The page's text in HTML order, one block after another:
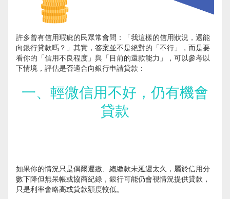
許多曾有信用瑕疵的民眾常會問：「我這樣的信用狀況，還能
向銀行貸款嗎？」其實，答案並不是絕對的「不行」，而是要
看你的「信用不良程度」與「目前的還款能力」，可以參考以
下情境，評估是否適合向銀行申請貸款：
一、輕微信用不好，仍有機會
貸款
如果你的情況只是偶爾遲繳、總繳款未延遲太久，屬於信用分
數下降但無呆帳或協商紀錄，銀行可能仍會視情況提供貸款，
只是利率會略高或貸款額度較低。